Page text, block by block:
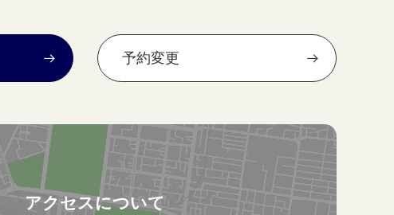
予約変更
アクセスについて